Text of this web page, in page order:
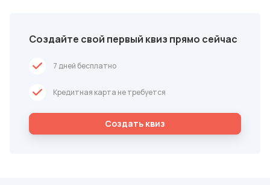
Создайте свой первый квиз прямо сейчас
7 дней бесплатно
Кредитная карта не требуется
Cоздать квиз